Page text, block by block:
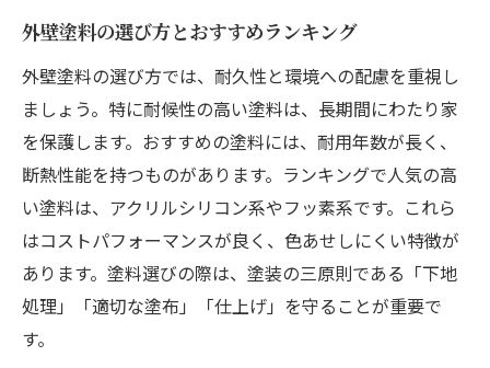
外壁塗料の選び方とおすすめランキング
外壁塗料の選び方では、耐久性と環境への配慮を重視し
ましょう。特に耐候性の高い塗料は、長期間にわたり家
を保護します。おすすめの塗料には、耐用年数が長く、
断熱性能を持つものがあります。ランキングで人気の高
い塗料は、アクリルシリコン系やフッ素系です。これら
はコストパフォーマンスが良く、色あせしにくい特徴が
あります。塗料選びの際は、塗装の三原則である「下地
処理」「適切な塗布」「仕上げ」を守ることが重要で
す。